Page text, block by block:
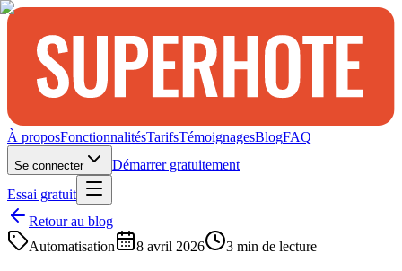
À proposFonctionnalitésTarifsTémoignagesBlogFAQ
Se connecter
Démarrer gratuitement
Essai gratuit
Retour au blog
Automatisation
8 avril 2026 3 min de lecture